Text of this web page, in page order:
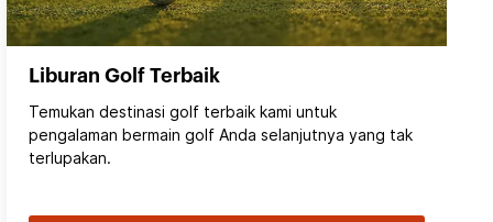
Liburan Golf Terbaik
Temukan destinasi golf terbaik kami untuk
pengalaman bermain golf Anda selanjutnya yang tak
terlupakan.